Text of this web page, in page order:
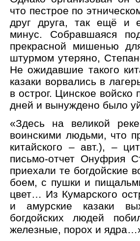
что пестрое по
друг друга, так ещё и
минус. Собравшаяся
прекрасной мишенью
штурмом утеряно,
Не ожидавшие такого
казаки ворвались в
в острог. Цинское
дней и вынуждено было
«Здесь на великой
воинскими людьми, что
китайского – авт.), –
письмо-отчет Онуфрия
приехали те богдойские
боем, с пушки и
цвет… Из Кумарского
и амурские казаки
богдойских людей
железные, порох и